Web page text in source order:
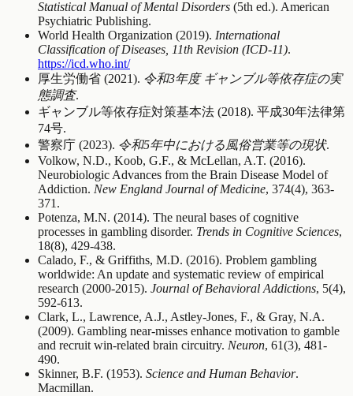
Statistical Manual of Mental Disorders (5th ed.). American
Psychiatric Publishing.
World Health Organization (2019). International
Classification of Diseases, 11th Revision (ICD-11).
https://icd.who.int/
厚生労働省 (2021). 令和3年度 ギャンブル等依存症の実
態調査.
ギャンブル等依存症対策基本法 (2018). 平成30年法律第
74号.
警察庁 (2023). 令和5年中における風俗営業等の現状.
Volkow, N.D., Koob, G.F., & McLellan, A.T. (2016).
Neurobiologic Advances from the Brain Disease Model of
Addiction. New England Journal of Medicine, 374(4), 363-
371.
Potenza, M.N. (2014). The neural bases of cognitive
processes in gambling disorder. Trends in Cognitive Sciences,
18(8), 429-438.
Calado, F., & Griffiths, M.D. (2016). Problem gambling
worldwide: An update and systematic review of empirical
research (2000-2015). Journal of Behavioral Addictions, 5(4),
592-613.
Clark, L., Lawrence, A.J., Astley-Jones, F., & Gray, N.A.
(2009). Gambling near-misses enhance motivation to gamble
and recruit win-related brain circuitry. Neuron, 61(3), 481-
490.
Skinner, B.F. (1953). Science and Human Behavior.
Macmillan.